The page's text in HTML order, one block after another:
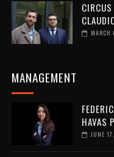
MANAGEMENT
HAVAS
JUNE